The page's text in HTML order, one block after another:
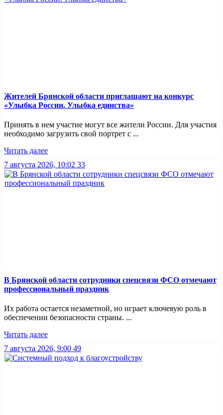
Жителей Брянской области приглашают на конкурс
«Улыбка России. Улыбка единства»
Принять в нем участие могут все жители России. Для участия
необходимо загрузить свой портрет с ...
Читать далее
7 августа 2026, 10:02 33
В Брянской области сотрудники спецсвязи ФСО отмечают
профессиональный праздник
Их работа остается незаметной, но играет ключевую роль в
обеспечении безопасности страны. ...
Читать далее
7 августа 2026, 9:00 49